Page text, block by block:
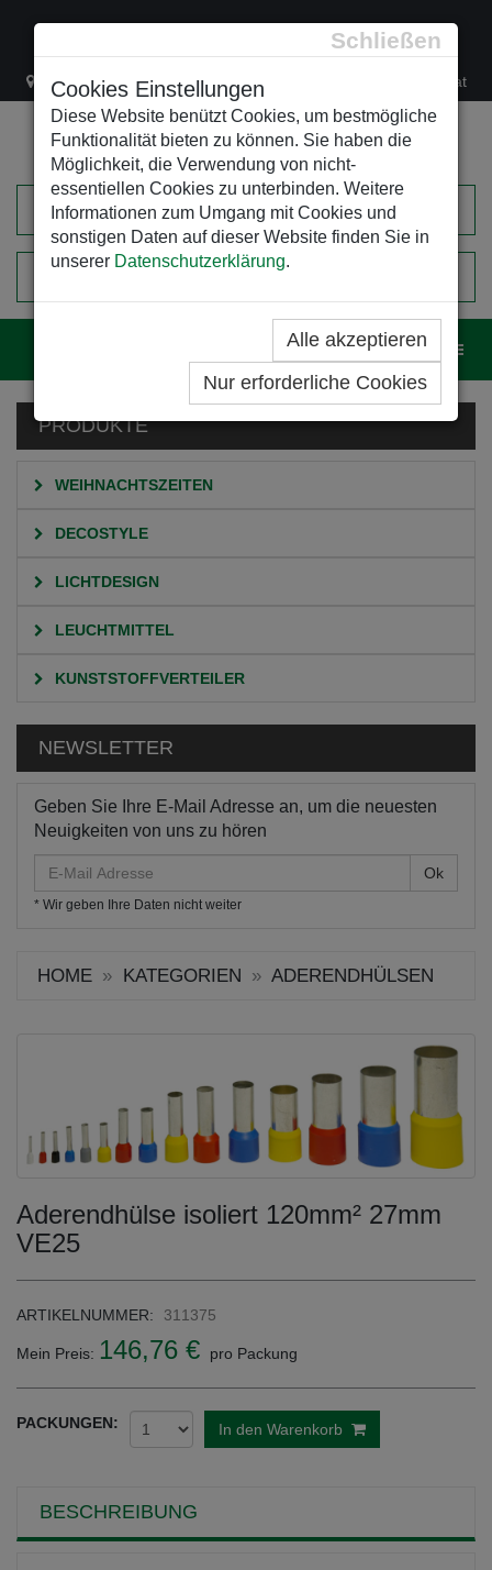
Schließen
Cookies Einstellungen
Diese Website benützt Cookies, um bestmögliche
Funktionalität bieten zu können. Sie haben die
Möglichkeit, die Verwendung von nicht-
essentiellen Cookies zu unterbinden. Weitere
Informationen zum Umgang mit Cookies und
sonstigen Daten auf dieser Website finden Sie in
unserer Datenschutzerklärung.
Alle akzeptieren
Nur erforderliche Cookies
Lacknergasse 78 +43/1/470 37 00 office@leso.at
EINKAUFSWAGEN
PRODUKTE
WEIHNACHTSZEITEN
DECOSTYLE
LICHTDESIGN
LEUCHTMITTEL
KUNSTSTOFFVERTEILER
NEWSLETTER
Geben Sie Ihre E-Mail Adresse an, um die neuesten
Neuigkeiten von uns zu hören
Mail
Adresse
* Wir geben Ihre Daten nicht weiter
HOME KATEGORIEN ADERENDHÜLSEN
Aderendhülse isoliert 120mm² 27mm
VE25
ARTIKELNUMMER: 311375
Mein Preis: 146,76 € pro Packung
PACKUNGEN: In den Warenkorb
BESCHREIBUNG